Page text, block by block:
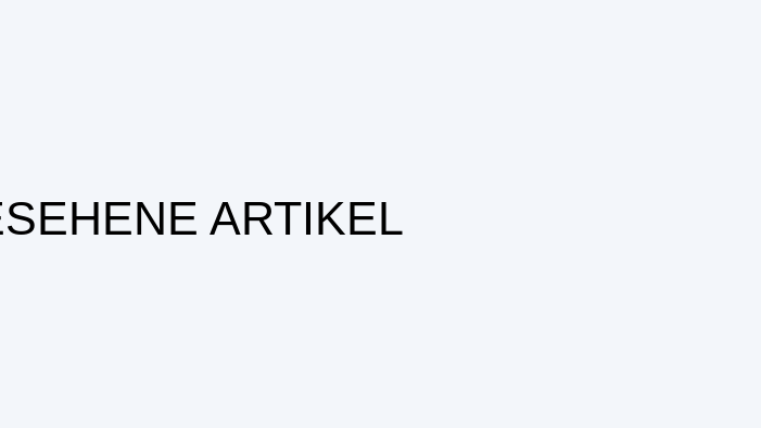
ARTIKEL